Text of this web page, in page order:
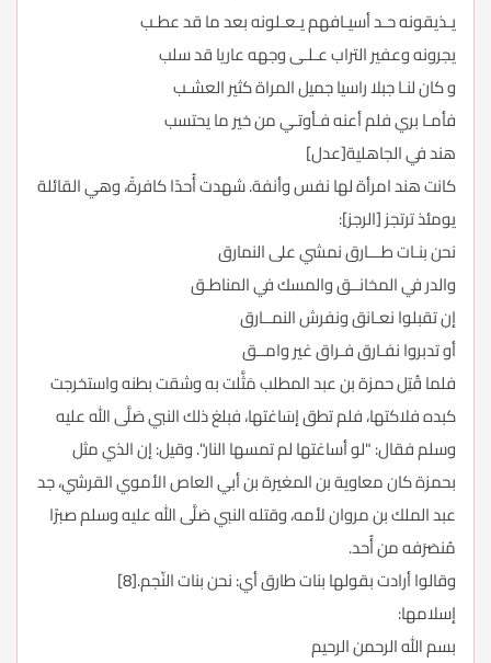
يـذيقونه حـد أسيـافهم يـعـلونه بعد ما قد عطـب
يجرونه وعفير التراب عـلـى وجهه عاريا قد سلب
و كان لنـا جبلا راسيا جميل المراة كثير العشـب
فأمـا بري فلم أعنه فـأوتـي من خير ما يحتسب
هند في الجاهلية[عدل]
كانت هند امرأة لها نفس وأنفة. شهدت أُحدًا كافرةً، وهي القائلة
يومئذ ترتجز [الرجز]:
نحن بنـات طـــارق نمشي على النمارق
والدر في المخانــق والمسك في المناطـق
إن تقبلوا نعـانق ونفرش النمــارق
أو تدبروا نفـارق فـراق غير وامــق
فلما قُتِل حمزة بن عبد المطلب مَثَّلت به وشقت بطنه واستخرجت
كبده فلاكتها، فلم تطق إسَاغتها، فبلغ ذلك النبي صَلَّى الله عليه
وسلم فقال: "لو أساغتها لم تمسها النار". وقيل: إن الذي مثل
بحمزة كان معاوية بن المغيرة بن أبي العاص الأموي القرشي، جد
عبد الملك بن مروان لأمه، وقتله النبي صَلَّى الله عليه وسلم صبرًا
مُنصَرَفه من أُحد.
وقالوا أرادت بقولها بنات طارق أي: نحن بنات النّجم.[8]
إسلامها:
بسم الله الرحمن الرحيم